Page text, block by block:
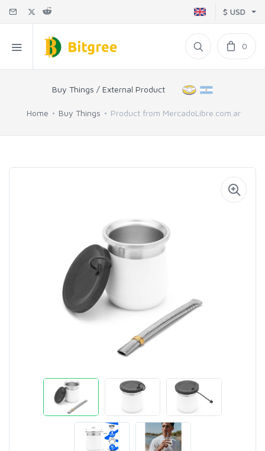
$ USD
0
Buy Things / External Product
Home Buy Things Product from MercadoLibre.com.ar